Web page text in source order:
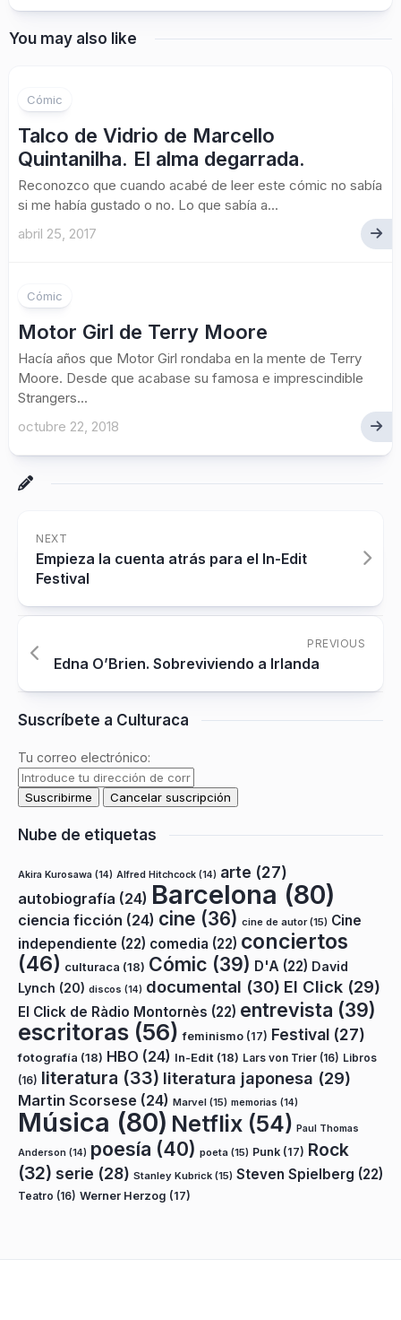
You may also like
Cómic
Talco de Vidrio de Marcello
Quintanilha. El alma degarrada.
Reconozco que cuando acabé de leer este cómic no sabía
si me había gustado o no. Lo que sabía a...
abril 25, 2017
Cómic
Motor Girl de Terry Moore
Hacía años que Motor Girl rondaba en la mente de Terry
Moore. Desde que acabase su famosa e imprescindible
Strangers...
octubre 22, 2018
NEXT
Empieza la cuenta atrás para el In-Edit
Festival
PREVIOUS
Edna O’Brien. Sobreviviendo a Irlanda
Suscríbete a Culturaca
Tu correo electrónico:
Nube de etiquetas
Akira Kurosawa (14) Alfred Hitchcock (14) arte (27)
autobiografía (24) Barcelona (80)
ciencia ficción (24) cine (36) cine de autor(15) Cine
independiente (22) comedia (22) conciertos
(46) culturaca (18) Cómic (39) D'A (22) David
Lynch (20) discos (14) documental (30) El Click (29)
El Click de Ràdio Montornès (22) entrevista (39)
escritoras (56) feminismo (17) Festival (27)
fotografía (18) HBO (24) In-Edit (18) Lars von Trier (16) Libros
(16) literatura (33) literatura japonesa (29)
Martin Scorsese (24) Marvel (15) memorias (14)
Música (80) Netflix (54) Paul Thomas
Anderson (14) poesía (40) poeta (15) Punk (17) Rock
(32) serie (28) Stanley Kubrick (15) Steven Spielberg (22)
Teatro (16) Werner Herzog (17)